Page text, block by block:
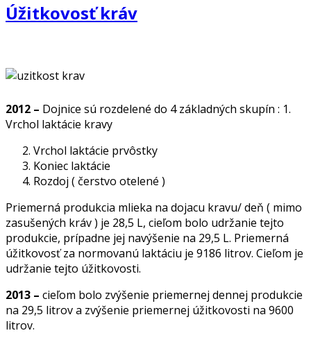
Úžitkovosť kráv
2012 – Dojnice sú rozdelené do 4 základných skupín : 1.
Vrchol laktácie kravy
Vrchol laktácie prvôstky
Koniec laktácie
Rozdoj ( čerstvo otelené )
Priemerná produkcia mlieka na dojacu kravu/ deň ( mimo
zasušených kráv ) je 28,5 L, cieľom bolo udržanie tejto
produkcie, prípadne jej navýšenie na 29,5 L. Priemerná
úžitkovosť za normovanú laktáciu je 9186 litrov. Cieľom je
udržanie tejto úžitkovosti.
2013 – cieľom bolo zvýšenie priemernej dennej produkcie
na 29,5 litrov a zvýšenie priemernej úžitkovosti na 9600
litrov.